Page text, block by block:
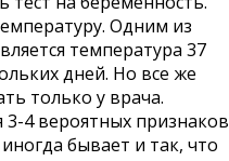
Одним из
температура 37
дней. Но все же
только у врача.
3-4 вероятных признаков
бывает и так, что